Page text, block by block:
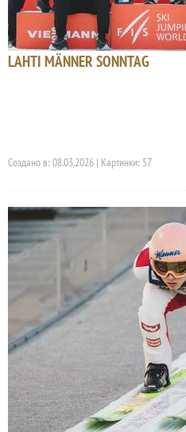
LAHTI MÄNNER SONNTAG
Создано в: 08.03.2026 | Картинки: 57